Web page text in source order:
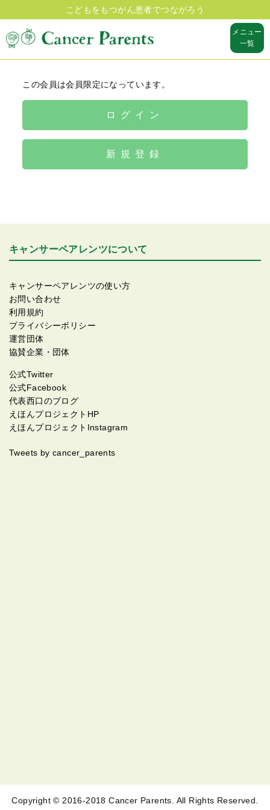
こどもをもつがん患者でつながろう
メニュー
一覧
この会員は会員限定になっています。
ログイン
新規登録
キャンサーペアレンツについて
キャンサーペアレンツの使い方
お問い合わせ
利用規約
プライバシーポリシー
運営団体
協賛企業・団体
公式Twitter
公式Facebook
代表西口のブログ
えほんプロジェクトHP
えほんプロジェクトInstagram
Tweets by cancer_parents
Copyright © 2016-2018 Cancer Parents. All Rights Reserved.